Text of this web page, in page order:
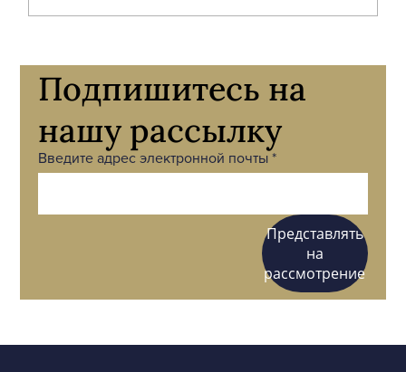
Подпишитесь на
нашу рассылку
Введите адрес электронной почты
Представлять
на
рассмотрение